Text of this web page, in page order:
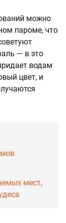
можно
пароме, что
— в это
водам
цвет, и
мест,